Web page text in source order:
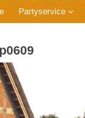
Partyservice